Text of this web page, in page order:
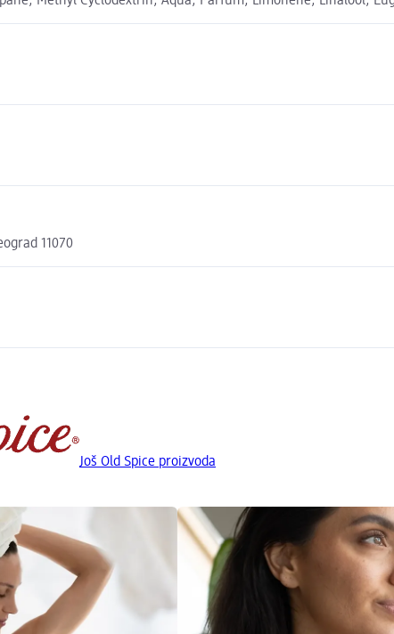
11070
Još Old Spice proizvoda